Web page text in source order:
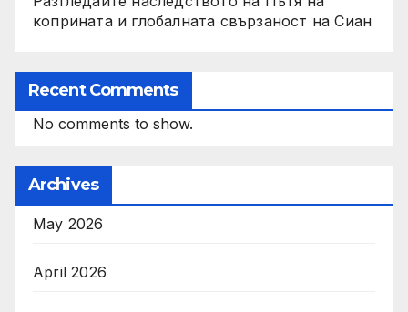
коприната и глобалната свързаност на Сиан
Recent Comments
No comments to show.
Archives
May 2026
April 2026